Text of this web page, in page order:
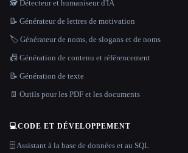
🕵️ Détecteur et humaniseur d'IA
📝 Générateur de lettres de motivation
🏷️ Générateur de noms, de slogans et de noms
📠 Génération de contenu et référencement
📝 Génération de texte
📄 Outils pour les PDF et les documents
💻CODE ET DÉVELOPPEMENT
🗄️ Assistant à la base de données et au SQL